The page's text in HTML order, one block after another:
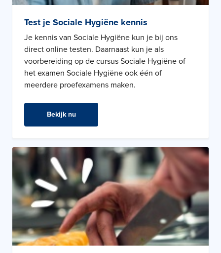
Test je Sociale Hygiëne kennis
Je kennis van Sociale Hygiëne kun je bij ons
direct online testen. Daarnaast kun je als
voorbereiding op de cursus Sociale Hygiëne of
het examen Sociale Hygiëne ook één of
meerdere proefexamens maken.
Bekijk nu